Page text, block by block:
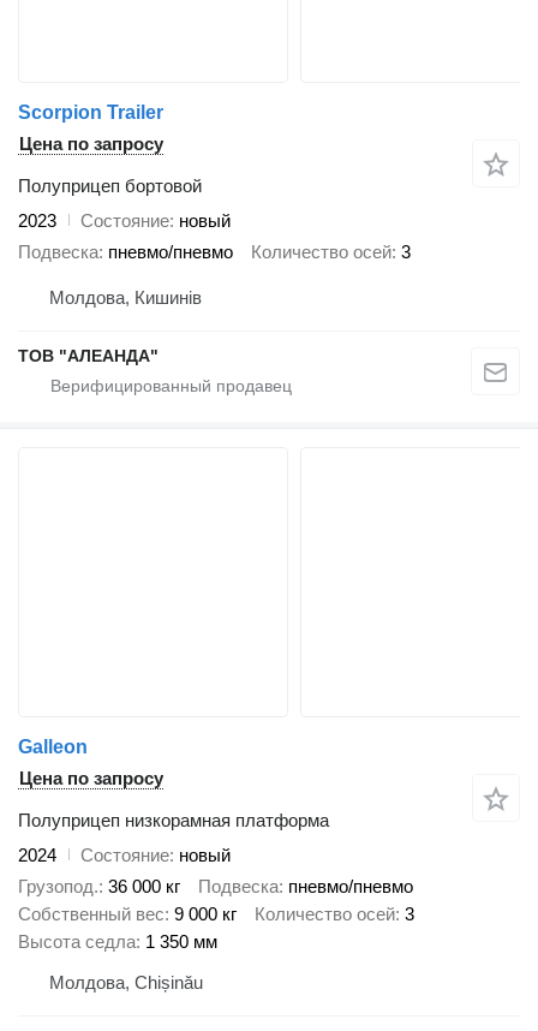
Scorpion Trailer
Цена по запросу
Полуприцеп бортовой
2023
Состояние новый
Подвеска пневмо/пневмо Количество осей 3
Молдова, Кишинів
ТОВ "АЛЕАНДА"
Galleon
Цена по запросу
Полуприцеп низкорамная платформа
2024
Состояние новый
Грузопод. 36 000 кг Подвеска пневмо/пневмо
Собственный вес 9 000 кг Количество осей 3
Высота седла 1 350 мм
Молдова, Chișinău